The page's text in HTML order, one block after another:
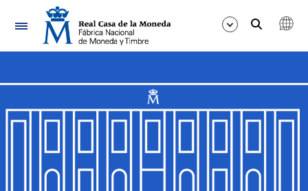
Navegación
Mostrar/Ocultar
Mostrar/Ocultar